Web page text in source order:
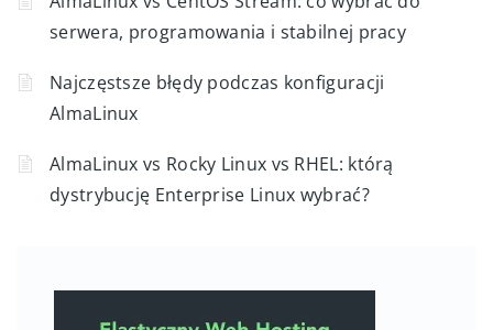
serwera, programowania i stabilnej pracy
Najczęstsze błędy podczas konfiguracji
AlmaLinux
AlmaLinux vs Rocky Linux vs RHEL: którą
dystrybucję Enterprise Linux wybrać?